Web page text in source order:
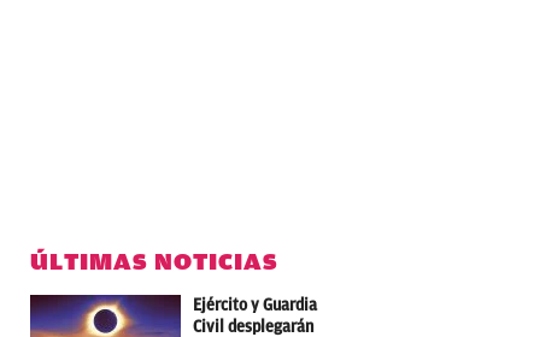
ÚLTIMAS NOTICIAS
Ejército y Guardia
Civil desplegarán